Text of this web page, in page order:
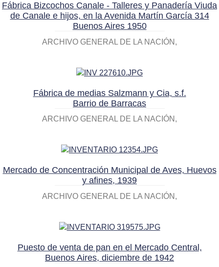
Fábrica Bizcochos Canale - Talleres y Panadería Viuda
de Canale e hijos, en la Avenida Martín García 314
Buenos Aires 1950
ARCHIVO GENERAL DE LA NACIÓN
Fábrica de medias Salzmann y Cia, s.f.
Barrio de Barracas
ARCHIVO GENERAL DE LA NACIÓN
Mercado de Concentración Municipal de Aves, Huevos
y afines, 1939
ARCHIVO GENERAL DE LA NACIÓN
Puesto de venta de pan en el Mercado Central,
Buenos Aires, diciembre de 1942